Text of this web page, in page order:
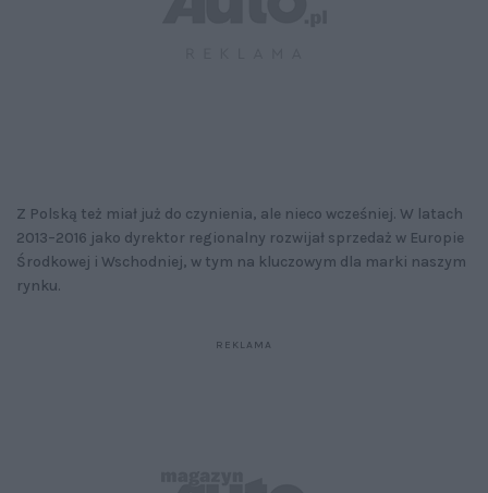
Z Polską też miał już do czynienia, ale nieco wcześniej. W latach
2013–2016 jako dyrektor regionalny rozwijał sprzedaż w Europie
Środkowej i Wschodniej, w tym na kluczowym dla marki naszym
rynku.